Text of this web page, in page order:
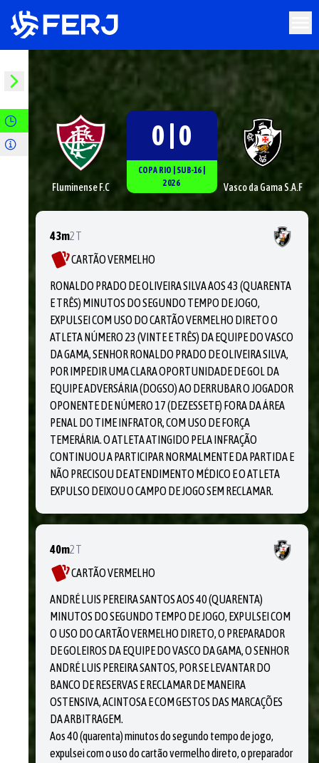
Fluminense F.C
0 | 0
COPA RIO SUB-16
2026
Vasco da Gama S.A.F
43m2T
CARTÃO VERMELHO
RONALDO PRADO DE OLIVEIRA SILVA AOS 43 (QUARENTA
E TRÊS) MINUTOS DO SEGUNDO TEMPO DE JOGO,
EXPULSEI COM USO DO CARTÃO VERMELHO DIRETO O
ATLETA NÚMERO 23 (VINTE E TRÊS) DA EQUIPE DO VASCO
DA GAMA, SENHOR RONALDO PRADO DE OLIVEIRA SILVA,
POR IMPEDIR UMA CLARA OPORTUNIDADE DE GOL DA
EQUIPE ADVERSÁRIA (DOGSO) AO DERRUBAR O JOGADOR
OPONENTE DE NÚMERO 17 (DEZESSETE) FORA DA ÁREA
PENAL DO TIME INFRATOR, COM USO DE FORÇA
TEMERÁRIA. O ATLETA ATINGIDO PELA INFRAÇÃO
CONTINUOU A PARTICIPAR NORMALMENTE DA PARTIDA E
NÃO PRECISOU DE ATENDIMENTO MÉDICO E O ATLETA
EXPULSO DEIXOU O CAMPO DE JOGO SEM RECLAMAR.
40m2T
CARTÃO VERMELHO
ANDRÉ LUIS PEREIRA SANTOS AOS 40 (QUARENTA)
MINUTOS DO SEGUNDO TEMPO DE JOGO, EXPULSEI COM
O USO DO CARTÃO VERMELHO DIRETO, O PREPARADOR
DE GOLEIROS DA EQUIPE DO VASCO DA GAMA, O SENHOR
ANDRÉ LUIS PEREIRA SANTOS, POR SE LEVANTAR DO
BANCO DE RESERVAS E RECLAMAR DE MANEIRA
OSTENSIVA, ACINTOSA E COM GESTOS DAS MARCAÇÕES
DA ARBITRAGEM.
Aos 40 (quarenta) minutos do segundo tempo de jogo,
expulsei com o uso do cartão vermelho direto, o preparador